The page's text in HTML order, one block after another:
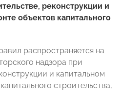
реконструкции и
объектов капитального
распространяется на
надзора при
и капитальном
строительства,